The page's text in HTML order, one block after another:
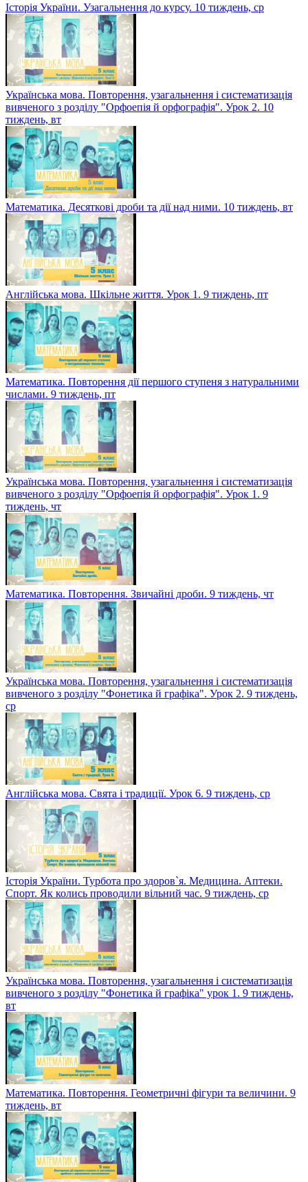
Історія України. Узагальнення до курсу. 10 тиждень, ср
Українська мова. Повторення, узагальнення і систематизація
вивченого з розділу "Орфоепія й орфографія". Урок 2. 10
тиждень, вт
Математика. Десяткові дроби та дії над ними. 10 тиждень, вт
Англійська мова. Шкільне життя. Урок 1. 9 тиждень, пт
Математика. Повторення дії першого ступеня з натуральними
числами. 9 тиждень, пт
Українська мова. Повторення, узагальнення і систематизація
вивченого з розділу "Орфоепія й орфографія". Урок 1. 9
тиждень, чт
Математика. Повторення. Звичайні дроби. 9 тиждень, чт
Українська мова. Повторення, узагальнення і систематизація
вивченого з розділу "Фонетика й графіка". Урок 2. 9 тиждень,
ср
Англійська мова. Свята і традиції. Урок 6. 9 тиждень, ср
Історія України. Турбота про здоров`я. Медицина. Аптеки.
Спорт. Як колись проводили вільний час. 9 тиждень, ср
Українська мова. Повторення, узагальнення і систематизація
вивченого з розділу "Фонетика й графіка" урок 1. 9 тиждень,
вт
Математика. Повторення. Геометричні фігури та величини. 9
тиждень, вт